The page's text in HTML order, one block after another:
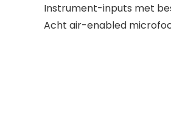
Instrument-inputs met
Acht air-enabled